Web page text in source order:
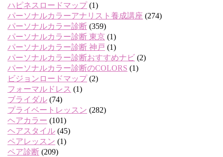
ハピネスロードマップ(1)
パーソナルカラーアナリスト養成講座 (274)
パーソナルカラー診断 (359)
パーソナルカラー診断 東京 (1)
パーソナルカラー診断 神戸 (1)
パーソナルカラー診断おすすめナビ (2)
パーソナルカラー診断のCOLORS (1)
ビジョンロードマップ(2)
フォーマルドレス (1)
ブライダル (74)
プライベートレッスン (282)
ヘアカラー (101)
ヘアスタイル (45)
ペアレッスン (1)
ペア診断 (209)